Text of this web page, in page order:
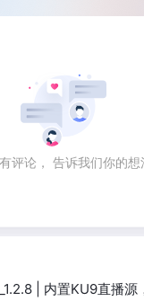
评论， 告诉我们你的想
| 内置KU9直播源